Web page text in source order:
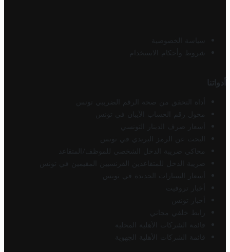
سياسة الخصوصية
شروط وأحكام الاستخدام
أدواتنا
أداة التحقق من صحة الرقم الضريبي تونس
محول رقم الحساب الآيبان في تونس
أسعار صرف الدينار التونسي
البحث عن الرمز البريدي في تونس
محاكي ضريبة الدخل الشخصي للموظف/المتقاعد
ضريبة الدخل للمتقاعدين الفرنسيين المقيمين في تونس
أسعار السيارات الجديدة في تونس
أخبار تروفيت
أخبار تونس
رابط خلفي مجاني
قائمة الشركات الأهلية المحلية
قائمة الشركات الأهلية الجهوية